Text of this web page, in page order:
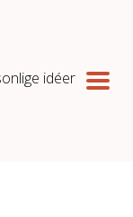
idéer